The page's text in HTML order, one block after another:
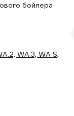
бойлера